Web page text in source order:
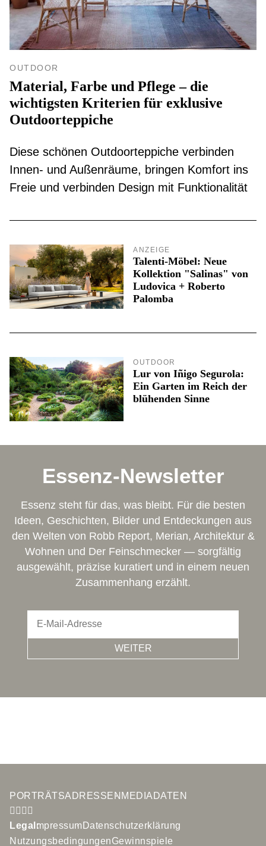
OUTDOOR
Material, Farbe und Pflege – die
wichtigsten Kriterien für exklusive
Outdoorteppiche
Diese schönen Outdoorteppiche verbinden
Innen- und Außenräume, bringen Komfort ins
Freie und verbinden Design mit Funktionalität
ANZEIGE
Talenti-Möbel: Neue
Kollektion "Salinas" von
Ludovica + Roberto
Palomba
OUTDOOR
Lur von Iñigo Segurola:
Ein Garten im Reich der
blühenden Sinne
Essenz-Newsletter
Essenz steht für das, was bleibt. Für die besten
Ideen, Geschichten, Bilder und Entdeckungen aus
den Welten von Robb Report, Merian, Architektur &
Wohnen und Der Feinschmecker — sorgfältig
ausgewählt, präzise kuratiert und in einem neuen
Zusammenhang erzählt.
WEITER
PORTRÄTSADRESSEN MEDIADATEN
Legal:Impressum Datenschutzerklärung
NutzungsbedingungenGewinnspiele